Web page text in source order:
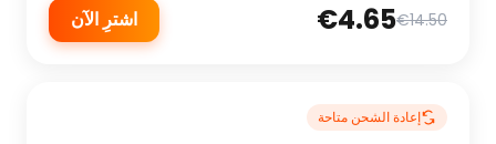
€14.50
€4.65 اشترِ الآن
إعادة الشحن متاحة